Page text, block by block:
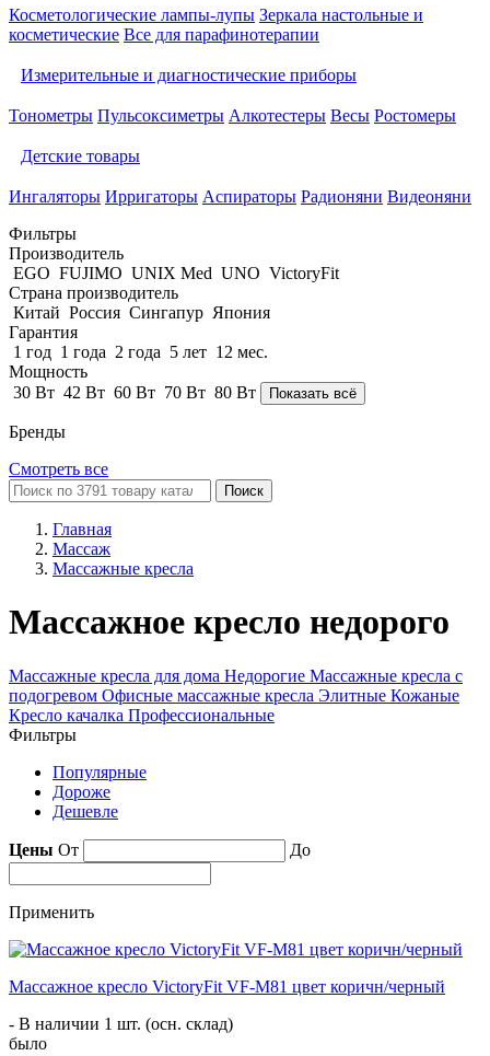
Косметологические лампы-лупы Зеркала настольные и
косметические Все для парафинотерапии
Измерительные и диагностические приборы
Тонометры Пульсоксиметры Алкотестеры Весы Ростомеры
Детские товары
Ингаляторы Ирригаторы Аспираторы Радионяни Видеоняни
Фильтры
Производитель
EGO FUJIMO UNIX Med UNO VictoryFit
Страна производитель
Китай Россия Сингапур Япония
Гарантия
1 год 1 года 2 года 5 лет 12 мес.
Мощность
30 Вт 42 Вт 60 Вт 70 Вт 80 Вт Показать всё
Бренды
Смотреть все
Поиск
Главная
Массаж
Массажные кресла
Массажное кресло недорого
Массажные кресла для дома Недорогие Массажные кресла с
подогревом Офисные массажные кресла Элитные Кожаные
Кресло качалка Профессиональные
Фильтры
Популярные
Дороже
Дешевле
Цены От До
Применить
Массажное кресло VictoryFit VF-M81 цвет коричн/черный
- В наличии 1 шт. (осн. склад)
было